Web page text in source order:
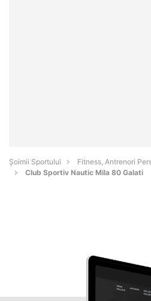
Șoimii Sportului
Fitness, Antrenori
Club Sportiv Nautic Mila 80 Galati